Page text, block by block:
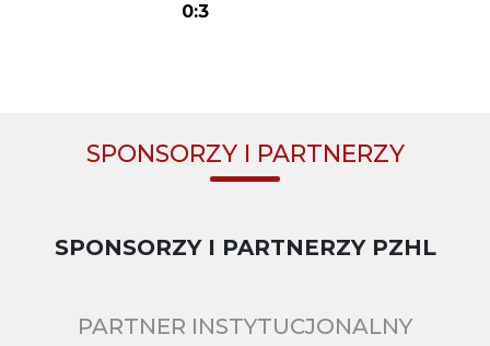
0:3
SPONSORZY I PARTNERZY
SPONSORZY I PARTNERZY PZHL
PARTNER INSTYTUCJONALNY